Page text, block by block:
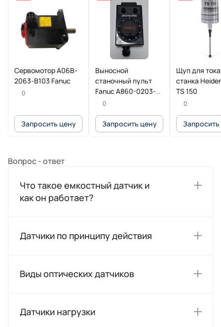
Сервомотор A06B-
2063-B103 Fanuc
0
Запросить цену
Выносной
станочный пульт
Fanuc A860-0203-
T013
0
Запросить цену
Щуп для
станка
TS 150
0
Вопрос - ответ
Что такое емкостный датчик и
как он работает?
Датчики по принципу действия
Виды оптических датчиков
Датчики нагрузки